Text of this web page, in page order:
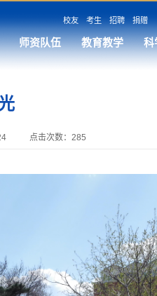
校友 考生 招聘 捐赠
师资队伍 教育教学 科
点击次数： 285